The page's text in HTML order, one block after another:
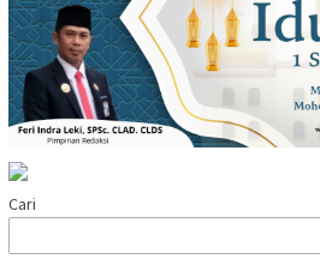
Cari